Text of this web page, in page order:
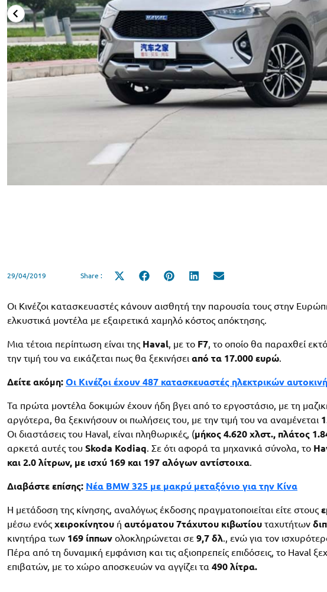
29/04/2019 Share :
Share
Share
Share
Share
Οι Κινέζοι κατασκευαστές κάνουν αισθητή την παρουσία τους στην
ελκυστικά μοντέλα με εξαιρετικά χαμηλό κόστος απόκτησης.
Μια τέτοια περίπτωση είναι της Haval, με το F7, το οποίο θα παραχθεί
την τιμή του να εικάζεται πως θα ξεκινήσει από τα 17.000 ευρώ.
Δείτε ακόμη: Οι Κινέζοι έχουν 487 κατασκευαστές ηλεκτρικών
Τα πρώτα μοντέλα δοκιμών έχουν ήδη βγει από το εργοστάσιο, με τη
αργότερα, θα ξεκινήσουν οι πωλήσεις του, με την τιμή του να αναμένεται
Οι διαστάσεις του Haval, είναι πληθωρικές, (μήκος 4.620 χλστ., πλάτος
αρκετά αυτές του Skoda Kodiaq. Σε ότι αφορά τα μηχανικά σύνολα, το
και 2.0 λίτρων, με ισχύ 169 και 197 αλόγων αντίστοιχα.
Διαβάστε επίσης: Νέα BMW 325 με μακρύ μεταξόνιο για την Κίνα
Η μετάδοση της κίνησης, αναλόγως έκδοσης πραγματοποιείται είτε στους
μέσω ενός χειροκίνητου ή αυτόματου 7τάχυτου κιβωτίου ταχυτήτων
κινητήρα των 169 ίππων ολοκληρώνεται σε 9,7 δλ., ενώ για τον
Πέρα από τη δυναμική εμφάνιση και τις αξιοπρεπείς επιδόσεις, το Haval
επιβατών, με το χώρο αποσκευών να αγγίζει τα 490 λίτρα.